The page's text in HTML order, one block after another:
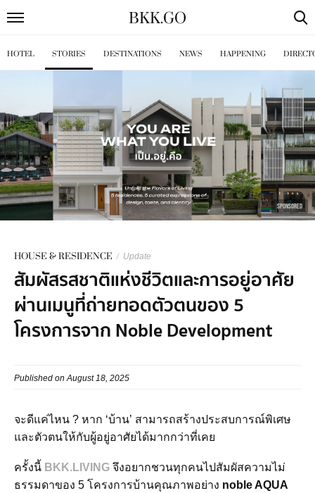
BKK.GO
HOTEL STORIES DESTINATIONS NEWS HAPPENING
SPONSORED
HOUSE & RESIDENCE / Update
สัมผัสรสชาติแห่งชีวิตและการอยู่อาศัย
ผ่านเมนูที่ถ่ายทอดตัวตนของ 5
โครงการจาก Noble Development
Published on August 18, 2025
จะดีแค่ไหน ? หาก ‘บ้าน’ สามารถสร้างประสบการณ์พิเศษ
และตัวตนให้กับผู้อยู่อาศัยได้มากกว่าที่เคย
ครั้งนี้ BKK.LIVING จึงอยากชวนทุกคนไปสัมผัสความไม่
ธรรมดาของ 5 โครงการบ้านคุณภาพอย่าง noble AQUA